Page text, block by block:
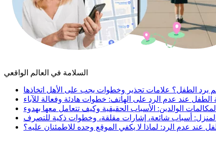
السلامة في العالم الواقعي
يرد الطفل؟ علامات تحذير وخطوات يجب على الأهل اتخاذها
الطفل عند عدم الرد على الهاتف: خطوات هادئة وفعالة للآباء
الوالدين: الأسباب الحقيقية وكيف تتعامل معها بهدوء
أسباب شائعة، إشارات مقلقة، وخطوات ذكية للتصرف
عند عدم الرد: لماذا لا يكفي الموقع وحده للاطمئنان عليه؟